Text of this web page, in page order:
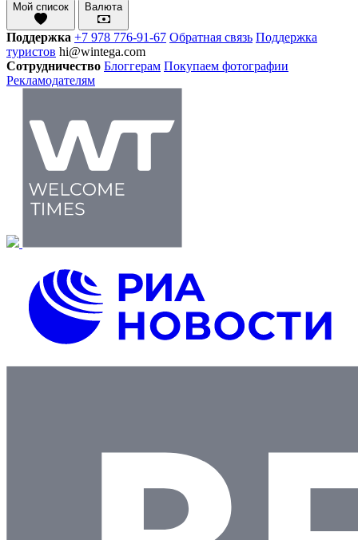
Мой список Валюта
Поддержка +7 978 776-91-67 Обратная связь Поддержка
туристов hi@wintega.com
Сотрудничество Блоггерам Покупаем фотографии
Рекламодателям